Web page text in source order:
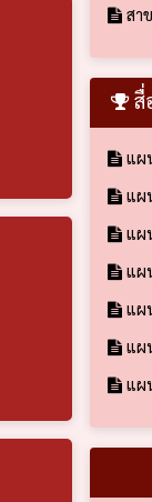
สา
สื่
แผ
แผ
แผ
แผ
แผ
แผ
แผ